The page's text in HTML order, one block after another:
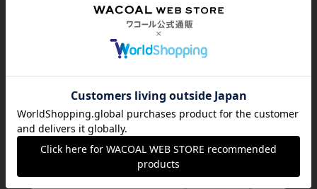
ット ウォッシュ＆ボ
ディセラム フェミニ
ケア
¥7,700